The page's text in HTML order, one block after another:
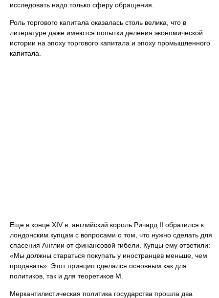
исследовать надо только сферу обращения.
Роль торгового капитала оказалась столь велика, что в
литературе даже имеются попытки деления экономической
истории на эпоху торгового капитала и эпоху промышленного
капитала.
Еще в конце XIV в. английский король Ричард II обратился к
лондонским купцам с вопросами о том, что нужно сделать для
спасения Англии от финансовой гибели. Купцы ему ответили:
«Мы должны стараться покупать у иностранцев меньше, чем
продавать». Этот принцип сделался основным как для
политиков, так и для теоретиков М.
Меркантилистическая политика государства прошла два